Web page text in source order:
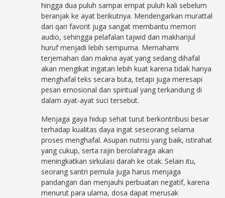
hingga dua puluh sampai empat puluh kali sebelum
beranjak ke ayat berikutnya. Mendengarkan murattal
dari qari favorit juga sangat membantu memori
audio, sehingga pelafalan tajwid dan makharijul
huruf menjadi lebih sempurna. Memahami
terjemahan dan makna ayat yang sedang dihafal
akan mengikat ingatan lebih kuat karena tidak hanya
menghafal teks secara buta, tetapi juga meresapi
pesan emosional dan spiritual yang terkandung di
dalam ayat-ayat suci tersebut.
Menjaga gaya hidup sehat turut berkontribusi besar
terhadap kualitas daya ingat seseorang selama
proses menghafal. Asupan nutrisi yang baik, istirahat
yang cukup, serta rajin berolahraga akan
meningkatkan sirkulasi darah ke otak. Selain itu,
seorang santri pemula juga harus menjaga
pandangan dan menjauhi perbuatan negatif, karena
menurut para ulama, dosa dapat merusak